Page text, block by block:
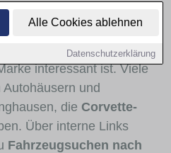
Alle Cookies ablehnen
Datenschutzerklärung
Corvette
Modellreihen häufig im
zu sehen sind und für
interessant ist. Viele
und
die Corvette-
Über interne Links
Fahrzeugsuchen nach